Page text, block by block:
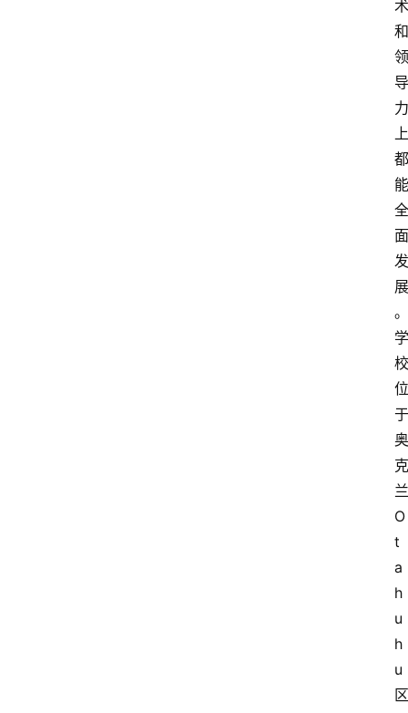
术
和
领
导
力
上
都
能
全
面
发
展
。
学
校
位
于
奥
克
兰
O
t
a
h
u
h
u
区